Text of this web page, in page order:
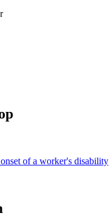
of a worker's disability